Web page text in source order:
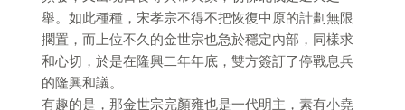
舉。如此種種，宋孝宗不得不把恢復中原的計劃無限
擱置，而上位不久的金世宗也急於穩定內部，同樣求
和心切，於是在隆興二年年底，雙方簽訂了停戰息兵
的隆興和議。
有趣的是，那金世宗完顏雍也是一代明主，素有小堯